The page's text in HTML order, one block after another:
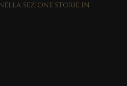
SEZIONE STORIE IN